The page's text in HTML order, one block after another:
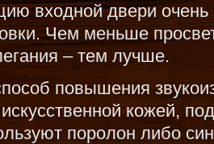
входной двери очень
Чем меньше
– тем лучше.
повышения
кожей,
поролон либо